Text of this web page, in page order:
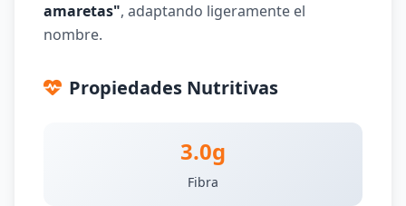
amaretas", adaptando ligeramente el
nombre.
Propiedades Nutritivas
3.0g
Fibra